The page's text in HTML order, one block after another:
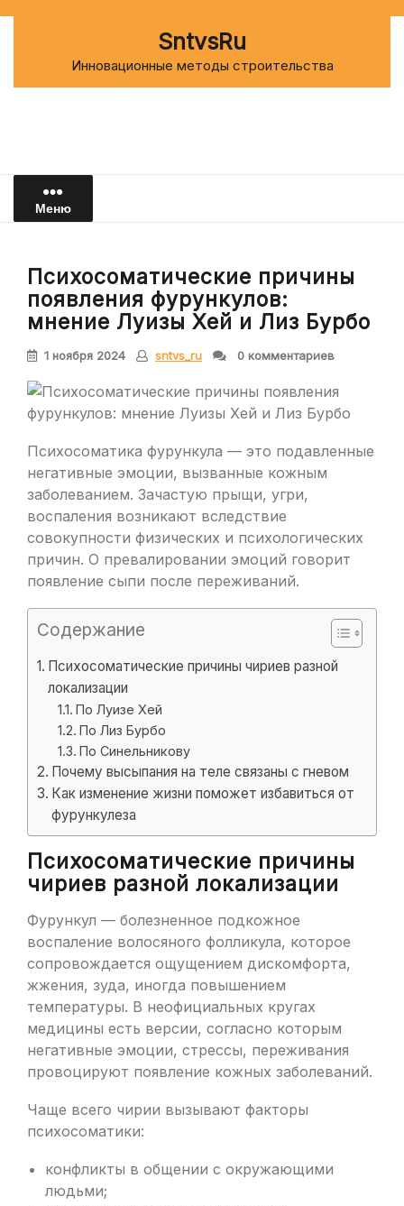
SntvsRu
Инновационные методы строительства
Меню
Психосоматические причины
появления фурункулов:
мнение Луизы Хей и Лиз Бурбо
1 ноября 2024 sntvs_ru 0 комментариев
Психосоматика фурункула — это подавленные
негативные эмоции, вызванные кожным
заболеванием. Зачастую прыщи, угри,
воспаления возникают вследствие
совокупности физических и психологических
причин. О превалировании эмоций говорит
появление сыпи после переживаний.
Содержание
Психосоматические причины чириев разной
локализации
По Луизе Хей
По Лиз Бурбо
По Синельникову
Почему высыпания на теле связаны с гневом
Как изменение жизни поможет избавиться от
фурункулеза
Психосоматические причины
чириев разной локализации
Фурункул — болезненное подкожное
воспаление волосяного фолликула, которое
сопровождается ощущением дискомфорта,
жжения, зуда, иногда повышением
температуры. В неофициальных кругах
медицины есть версии, согласно которым
негативные эмоции, стрессы, переживания
провоцируют появление кожных заболеваний.
Чаще всего чирии вызывают факторы
психосоматики:
конфликты в общении с окружающими
людьми;